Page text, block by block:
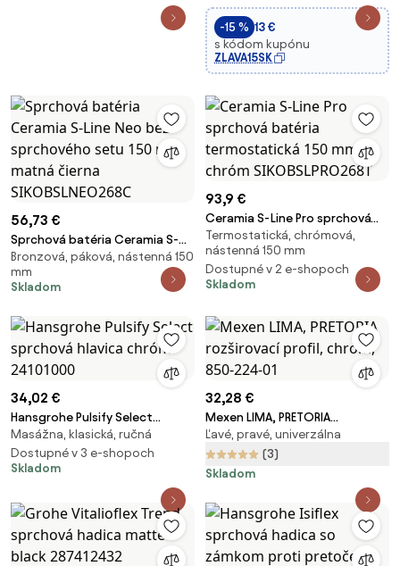
-15 % 13 €
s kódom kupónu
ZLAVA15SK
56,73 €
Sprchová batéria Ceramia S-
Line Neo bez sprchového setu
150 mm matná čierna
SIKOBSLNEO268C
Bronzová, páková, nástenná 150
mm
Skladom
93,9 €
Ceramia S-Line Pro sprchová
batéria termostatická 150 mm
chróm SIKOBSLPRO268T
Termostatická, chrómová,
nástenná 150 mm
Dostupné v 2 e-shopoch
Skladom
34,02 €
Hansgrohe Pulsify Select
sprchová hlavica chróm
24101000
Masážna, klasická, ručná
Dostupné v 3 e-shopoch
Skladom
32,28 €
Mexen LIMA, PRETORIA
rozširovací profil, chróm, 850-
224-01
Ľavé, pravé, univerzálna
(3)
Skladom